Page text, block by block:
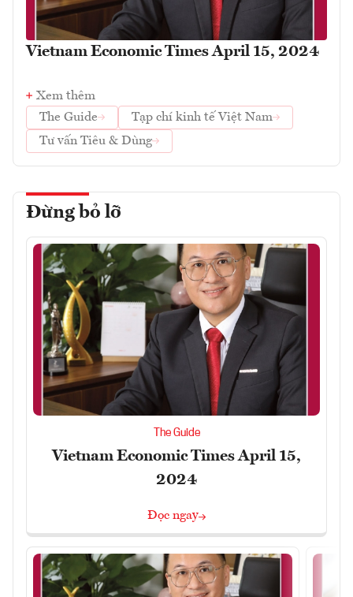
Vietnam Economic Times April 15, 2024
Xem thêm
The Guide
Tạp chí kinh tế Việt Nam
Tư vấn Tiêu & Dùng
Đừng bỏ lỡ
The Guide
Vietnam Economic Times April 15,
2024
Đọc ngay